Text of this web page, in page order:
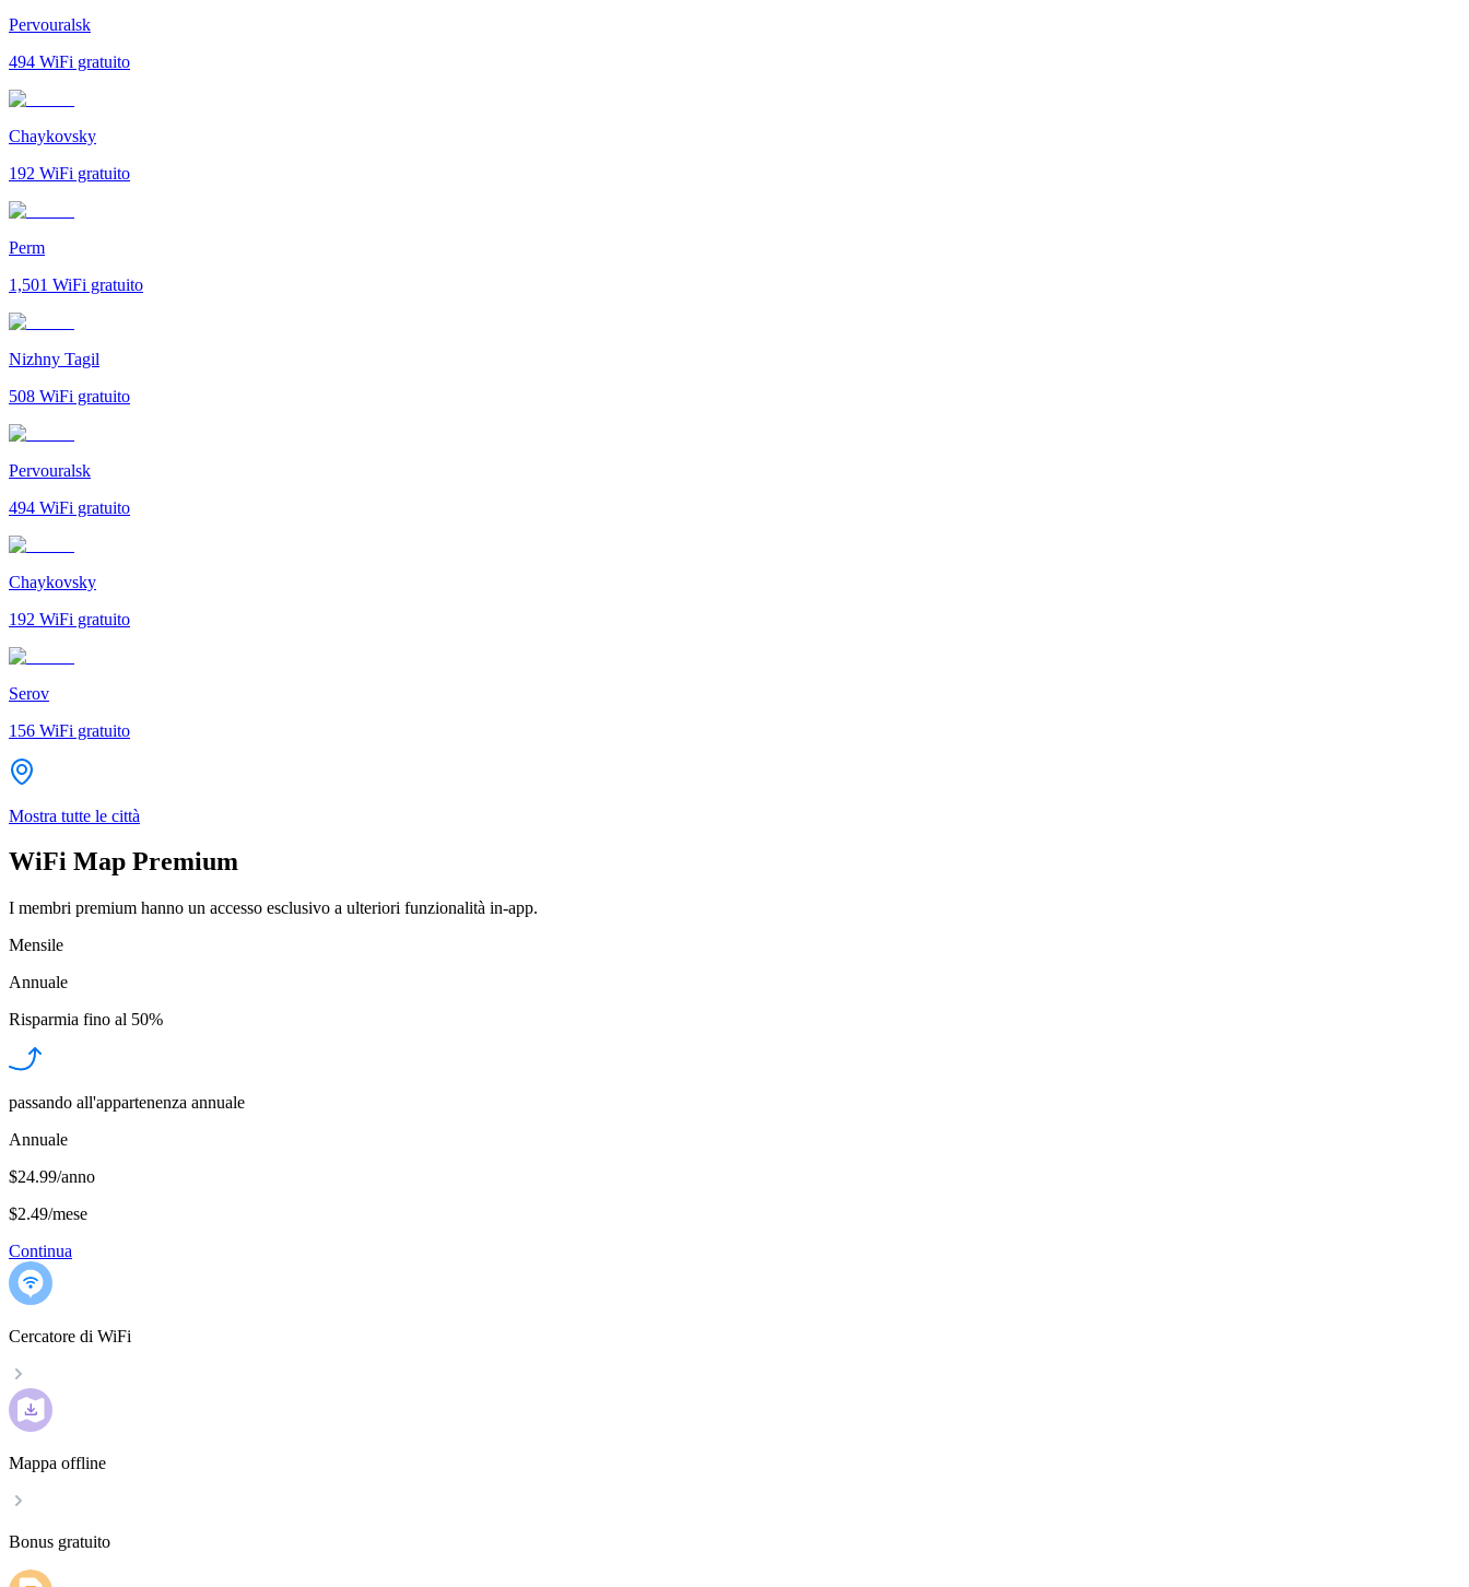
Pervouralsk
494 WiFi gratuito
Chaykovsky
192 WiFi gratuito
Perm
1,501 WiFi gratuito
Nizhny Tagil
508 WiFi gratuito
Pervouralsk
494 WiFi gratuito
Chaykovsky
192 WiFi gratuito
Serov
156 WiFi gratuito
Mostra tutte le città
WiFi Map Premium
I membri premium hanno un accesso esclusivo a ulteriori funzionalità in-app.
Mensile
Annuale
Risparmia fino al 50%
passando all'appartenenza annuale
Annuale
$24.99/anno
$2.49/mese
Continua
Cercatore di WiFi
Mappa offline
Bonus gratuito